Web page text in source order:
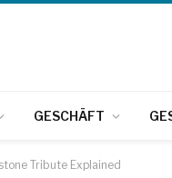
GESCHÄFT
Tribute Explained